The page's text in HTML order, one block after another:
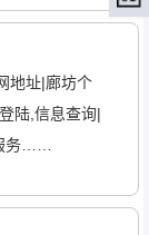
地址|廊坊个
陆,信息查询|
务……